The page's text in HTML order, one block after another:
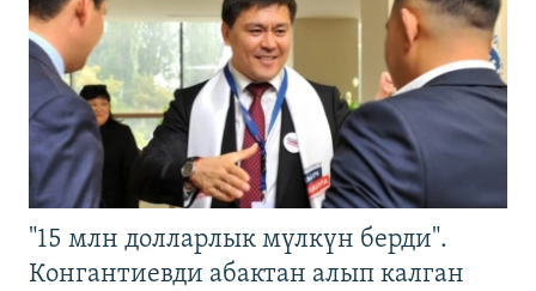
"15 млн долларлык мүлкүн берди".
Конгантиевди абактан алып калган